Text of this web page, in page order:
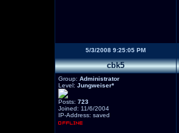
5/3/2008 9:25:05 PM
cbk5
Group: Administrator
Level: Jungweiser*
Posts: 723
Joined: 11/6/2004
IP-Address: saved